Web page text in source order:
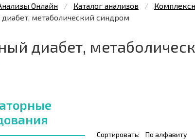
Онлайн Каталог анализов
метаболический синдром
диабет,
Сортировать: По алфавиту